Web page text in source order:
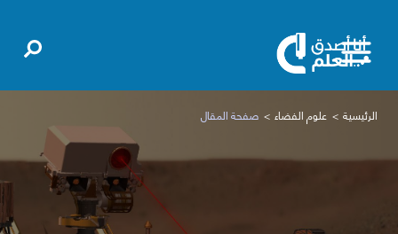
الرئيسية علوم الفضاء صفحة المقال